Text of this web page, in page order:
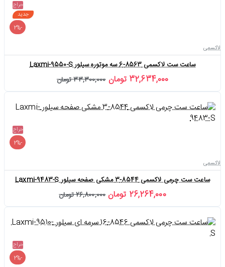
حراج
جدید
-2%
لاکسمی
ساعت ست لاکسمی 8563-6 سه موتوره سیلور Laxmi-9550-S
32,634,000 تومان 33,300,000 تومان
حراج
-2%
لاکسمی
ساعت ست چرمی لاکسمی 8544-3 مشکی صفحه سیلور Laxmi-9483-S
26,264,000 تومان 26,800,000 تومان
حراج
-2%